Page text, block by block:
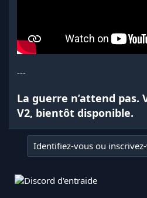
---
La guerre n’attend pas.
V2, bientôt disponible.
Identifiez-vous ou